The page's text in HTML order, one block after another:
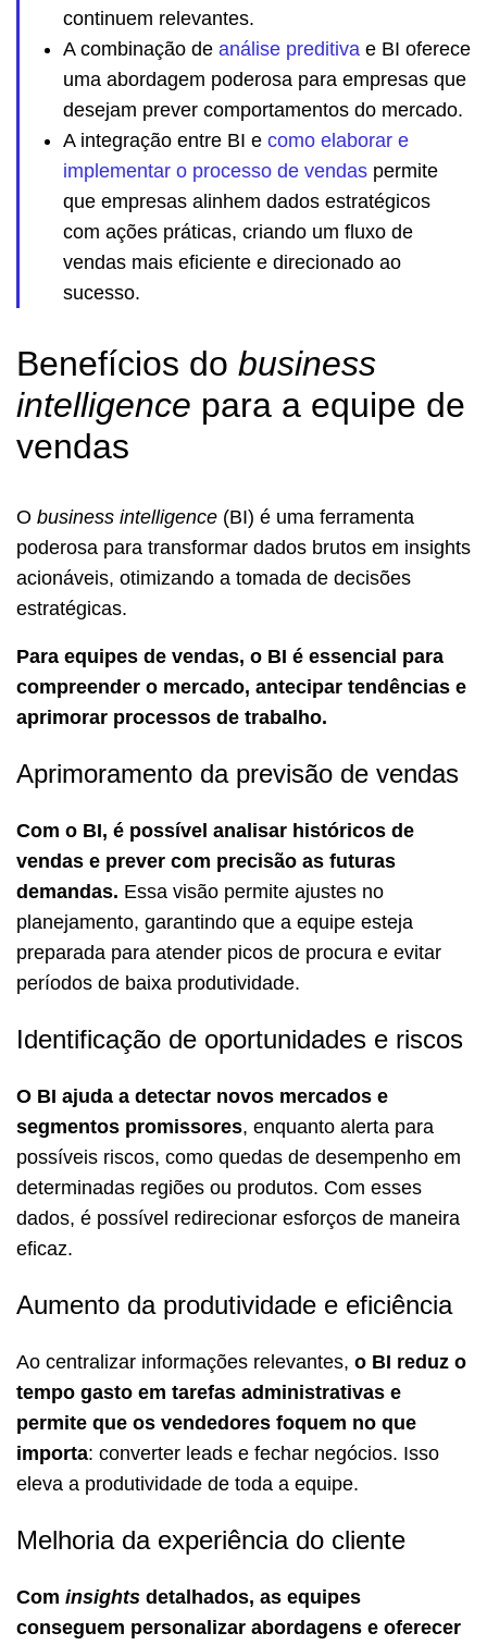
continuem relevantes.
A combinação de análise preditiva e BI oferece
uma abordagem poderosa para empresas que
desejam prever comportamentos do mercado.
A integração entre BI e como elaborar e
implementar o processo de vendas permite
que empresas alinhem dados estratégicos
com ações práticas, criando um fluxo de
vendas mais eficiente e direcionado ao
sucesso.
Benefícios do business
intelligence para a equipe de
vendas
O business intelligence (BI) é uma ferramenta
poderosa para transformar dados brutos em insights
acionáveis, otimizando a tomada de decisões
estratégicas.
Para equipes de vendas, o BI é essencial para
compreender o mercado, antecipar tendências e
aprimorar processos de trabalho.
Aprimoramento da previsão de vendas
Com o BI, é possível analisar históricos de
vendas e prever com precisão as futuras
demandas. Essa visão permite ajustes no
planejamento, garantindo que a equipe esteja
preparada para atender picos de procura e evitar
períodos de baixa produtividade.
Identificação de oportunidades e riscos
O BI ajuda a detectar novos mercados e
segmentos promissores, enquanto alerta para
possíveis riscos, como quedas de desempenho em
determinadas regiões ou produtos. Com esses
dados, é possível redirecionar esforços de maneira
eficaz.
Aumento da produtividade e eficiência
Ao centralizar informações relevantes, o BI reduz o
tempo gasto em tarefas administrativas e
permite que os vendedores foquem no que
importa: converter leads e fechar negócios. Isso
eleva a produtividade de toda a equipe.
Melhoria da experiência do cliente
Com insights detalhados, as equipes
conseguem personalizar abordagens e oferecer